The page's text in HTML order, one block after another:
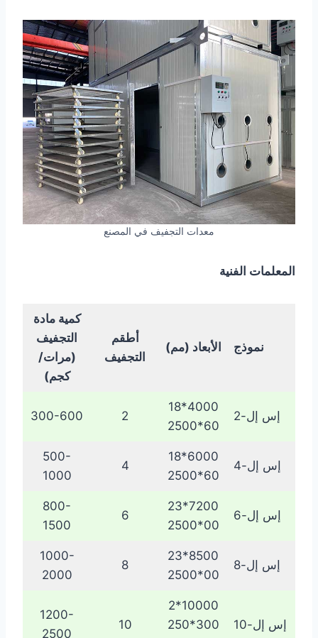
معدات التجفيف في المصنع
المعلمات الفنية
نموذج الأبعاد (مم)
أطقم
التجفيف
كمية مادة
التجفيف
(مرات/
كجم)
إس إل-2
4000*18
60*2500
2
300-600
إس إل-4
6000*18
60*2500
4
500-
1000
إس إل-6
7200*23
00*2500
6
800-
1500
إس إل-8
8500*23
00*2500
8
1000-
2000
إس إل-10
10000*2
300*250
10
1200-
2500